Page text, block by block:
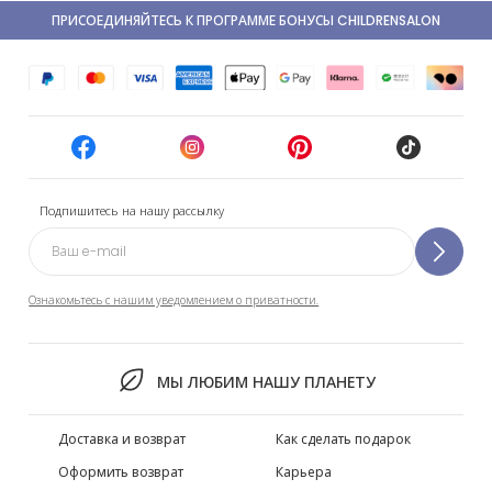
Подпишитесь на нашу рассылку
Ознакомьтесь с нашим уведомлением о приватности.
МЫ ЛЮБИМ НАШУ ПЛАНЕТУ
ПРИСОЕДИНЯЙТЕСЬ К ПРОГРАММЕ БОНУСЫ CHILDRENSALON
Доставка и возврат
Оформить возврат
Как сделать подарок
Карьера